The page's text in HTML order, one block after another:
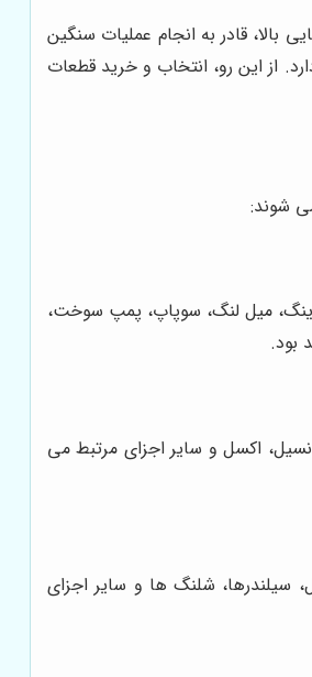
بالا، قادر به انجام عملیات سنگین
از این رو، انتخاب و خرید قطعات
شوند:
رینگ، میل لنگ، سوپاپ، پمپ سوخت،
بود.
اکسل و سایر اجزای مرتبط می
سیلندرها، شلنگ ها و سایر اجزای